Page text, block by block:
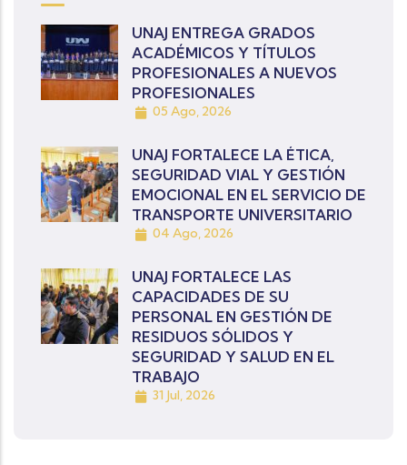
UNAJ ENTREGA GRADOS
ACADÉMICOS Y TÍTULOS
PROFESIONALES A NUEVOS
PROFESIONALES
05 Ago, 2026
UNAJ FORTALECE LA ÉTICA,
SEGURIDAD VIAL Y GESTIÓN
EMOCIONAL EN EL SERVICIO DE
TRANSPORTE UNIVERSITARIO
04 Ago, 2026
UNAJ FORTALECE LAS
CAPACIDADES DE SU
PERSONAL EN GESTIÓN DE
RESIDUOS SÓLIDOS Y
SEGURIDAD Y SALUD EN EL
TRABAJO
31 Jul, 2026